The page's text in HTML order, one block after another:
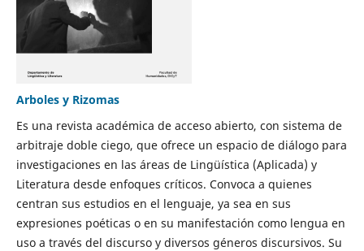
Arboles y Rizomas
Es una revista académica de acceso abierto, con sistema de
arbitraje doble ciego, que ofrece un espacio de diálogo para
investigaciones en las áreas de Lingüística (Aplicada) y
Literatura desde enfoques críticos. Convoca a quienes
centran sus estudios en el lenguaje, ya sea en sus
expresiones poéticas o en su manifestación como lengua en
uso a través del discurso y diversos géneros discursivos. Su